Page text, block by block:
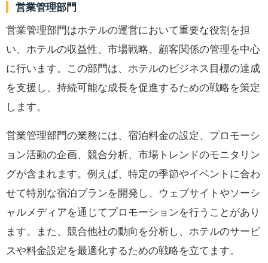
営業管理部門
営業管理部門はホテルの運営において重要な役割を担
い、ホテルの収益性、市場戦略、顧客関係の管理を中心
に行います。この部門は、ホテルのビジネス目標の達成
を支援し、持続可能な成長を促進するための戦略を策定
します。
営業管理部門の業務には、宿泊料金の設定、プロモーシ
ョン活動の企画、競合分析、市場トレンドのモニタリン
グが含まれます。例えば、特定の季節やイベントに合わ
せて特別な宿泊プランを開発し、ウェブサイトやソーシ
ャルメディアを通じてプロモーションを行うことがあり
ます。また、競合他社の動向を分析し、ホテルのサービ
スや料金設定を最適化するための戦略を立てます。